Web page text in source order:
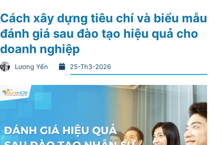
Cách xây dựng tiêu chí và biểu mẫu
đánh giá sau đào tạo hiệu quả cho
doanh nghiệp
Lương Yến 25-Th3-2026